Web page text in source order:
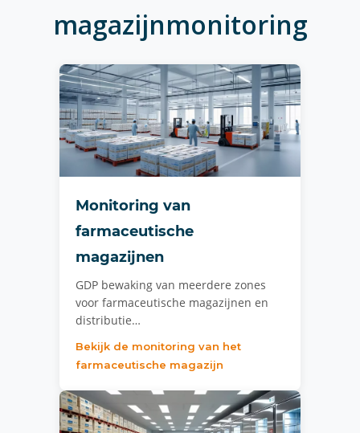
magazijnmonitoring
Monitoring van
farmaceutische
magazijnen
GDP bewaking van meerdere zones
voor farmaceutische magazijnen en
distributie…
Bekijk de monitoring van het
farmaceutische magazijn